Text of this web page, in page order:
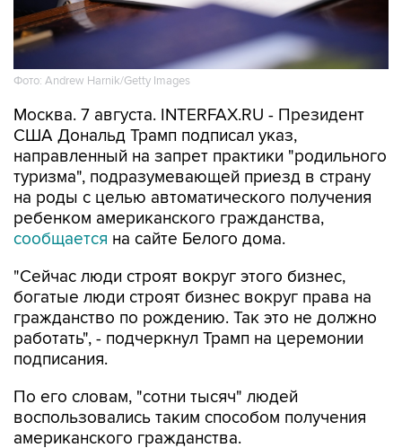
Фото: Andrew Harnik/Getty Images
Москва. 7 августа. INTERFAX.RU - Президент
США Дональд Трамп подписал указ,
направленный на запрет практики "родильного
туризма", подразумевающей приезд в страну
на роды с целью автоматического получения
ребенком американского гражданства,
сообщается на сайте Белого дома.
"Сейчас люди строят вокруг этого бизнес,
богатые люди строят бизнес вокруг права на
гражданство по рождению. Так это не должно
работать", - подчеркнул Трамп на церемонии
подписания.
По его словам, "сотни тысяч" людей
воспользовались таким способом получения
американского гражданства.